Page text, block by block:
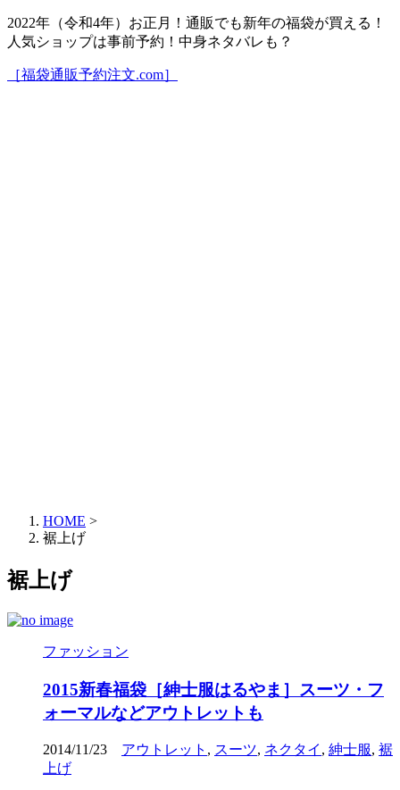
2022年（令和4年）お正月！通販でも新年の福袋が買える！
人気ショップは事前予約！中身ネタバレも？
［福袋通販予約注文.com］
HOME >
裾上げ
裾上げ
ファッション
2015新春福袋［紳士服はるやま］スーツ・フ
ォーマルなどアウトレットも
2014/11/23 アウトレット , スーツ, ネクタイ , 紳士服, 裾
上げ